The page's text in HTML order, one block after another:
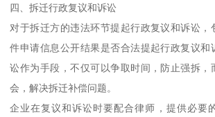
四、拆迁行政复议和诉讼
对于拆迁方的违法环节提起行政复议和诉讼，
件申请信息公开结果是否合法提起行政复议和
讼作为手段，不仅可以争取时间，防止强拆，
会，解决拆迁补偿问题。
企业在复议和诉讼时要配合律师，提供必要